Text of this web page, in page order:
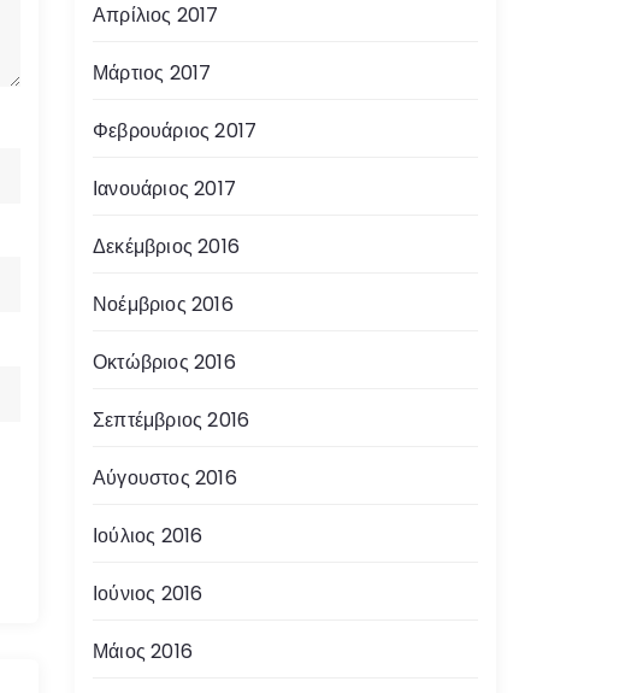
Απρίλιος 2017
Μάρτιος 2017
Φεβρουάριος 2017
Ιανουάριος 2017
Δεκέμβριος 2016
Νοέμβριος 2016
Οκτώβριος 2016
Σεπτέμβριος 2016
Αύγουστος 2016
Ιούλιος 2016
Ιούνιος 2016
Μάιος 2016